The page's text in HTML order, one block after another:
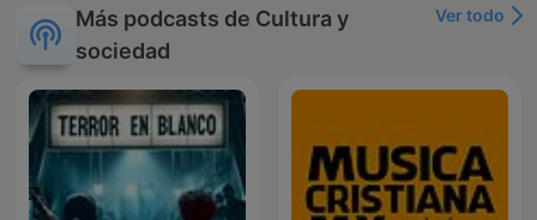
Más podcasts de Cultura y
sociedad
Ver todo